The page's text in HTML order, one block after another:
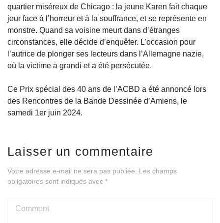
quartier miséreux de Chicago : la jeune Karen fait chaque
jour face à l’horreur et à la souffrance, et se représente en
monstre. Quand sa voisine meurt dans d’étranges
circonstances, elle décide d’enquêter. L’occasion pour
l’autrice de plonger ses lecteurs dans l’Allemagne nazie,
où la victime a grandi et a été persécutée.
Ce Prix spécial des 40 ans de l’ACBD a été annoncé lors
des Rencontres de la Bande Dessinée d’Amiens, le
samedi 1er juin 2024.
Laisser un commentaire
Votre adresse e-mail ne sera pas publiée.
Les champs
obligatoires sont indiqués avec *
Comment